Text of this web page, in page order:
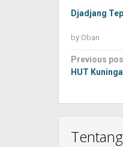
Djadjang
by Oban
Post
Previous
HUT